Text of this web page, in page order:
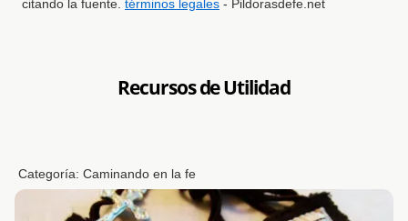
citando la fuente. términos legales - Pildorasdefe.net
Recursos de Utilidad
Categoría:Caminando en la fe